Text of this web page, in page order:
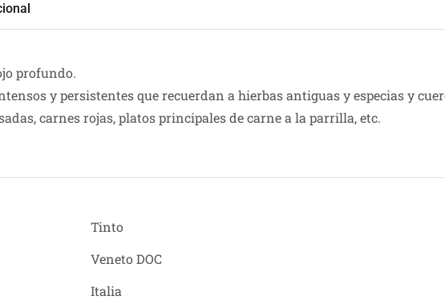
profundo.
y persistentes que recuerdan a hierbas antiguas y especias y
carnes rojas, platos principales de carne a la parrilla, etc.
Tinto
Veneto DOC
Italia